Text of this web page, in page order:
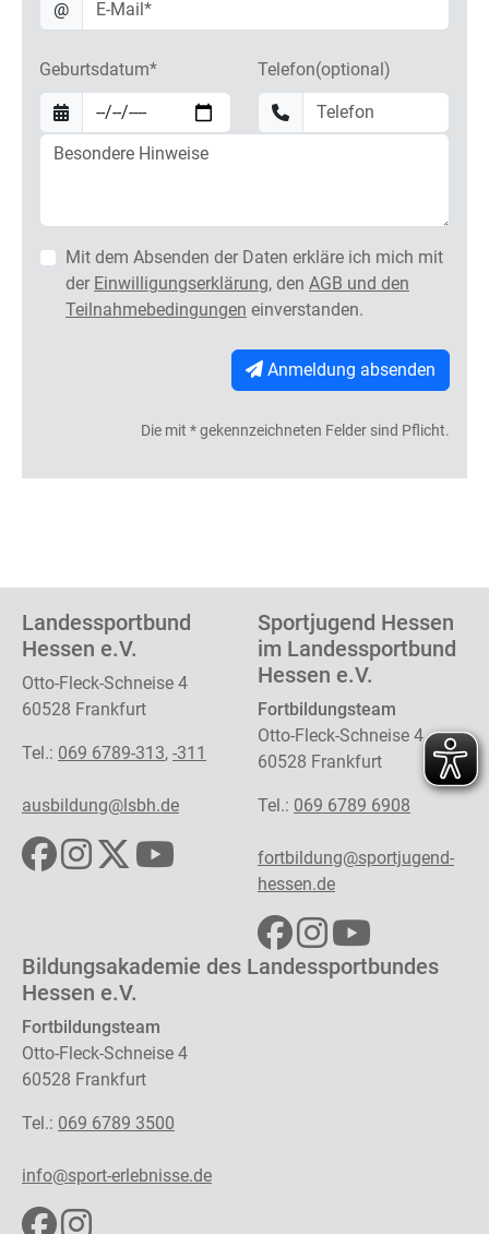
@
Geburtsdatum* Telefon(optional)
Mit dem Absenden der Daten erkläre ich mich mit
der Einwilligungserklärung, den AGB und den
Teilnahmebedingungen einverstanden.
Anmeldung absenden
Die mit * gekennzeichneten Felder sind Pflicht.
Landessportbund
Hessen e.V.
Otto-Fleck-Schneise 4
60528 Frankfurt
Tel.: 069 6789-313, -311
ausbildung@lsbh.de
Sportjugend Hessen
im Landessportbund
Hessen e.V.
Fortbildungsteam
Otto-Fleck-Schneise 4
60528 Frankfurt
Tel.: 069 6789 6908
fortbildung@sportjugend-
hessen.de
Bildungsakademie des Landessportbundes
Hessen e.V.
Fortbildungsteam
Otto-Fleck-Schneise 4
60528 Frankfurt
Tel.: 069 6789 3500
info@sport-erlebnisse.de